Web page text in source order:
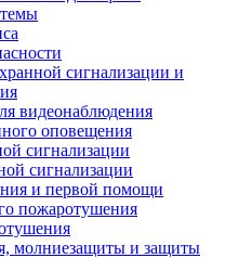
сигнализации и
видеонаблюдения
оповещения
сигнализации
сигнализации
и первой помощи
пожаротушения
молниезащиты и защиты